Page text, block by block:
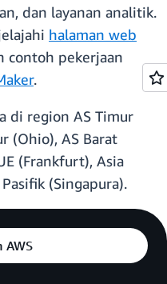
dan layanan analitik.
halaman web
contoh pekerjaan
.
di region AS Timur
(Ohio), AS Barat
(Frankfurt), Asia
(Singapura).
AWS